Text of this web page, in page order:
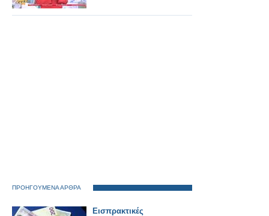
ΠΡΟΗΓΟΥΜΕΝΑ ΑΡΘΡΑ
Εισπρακτικές